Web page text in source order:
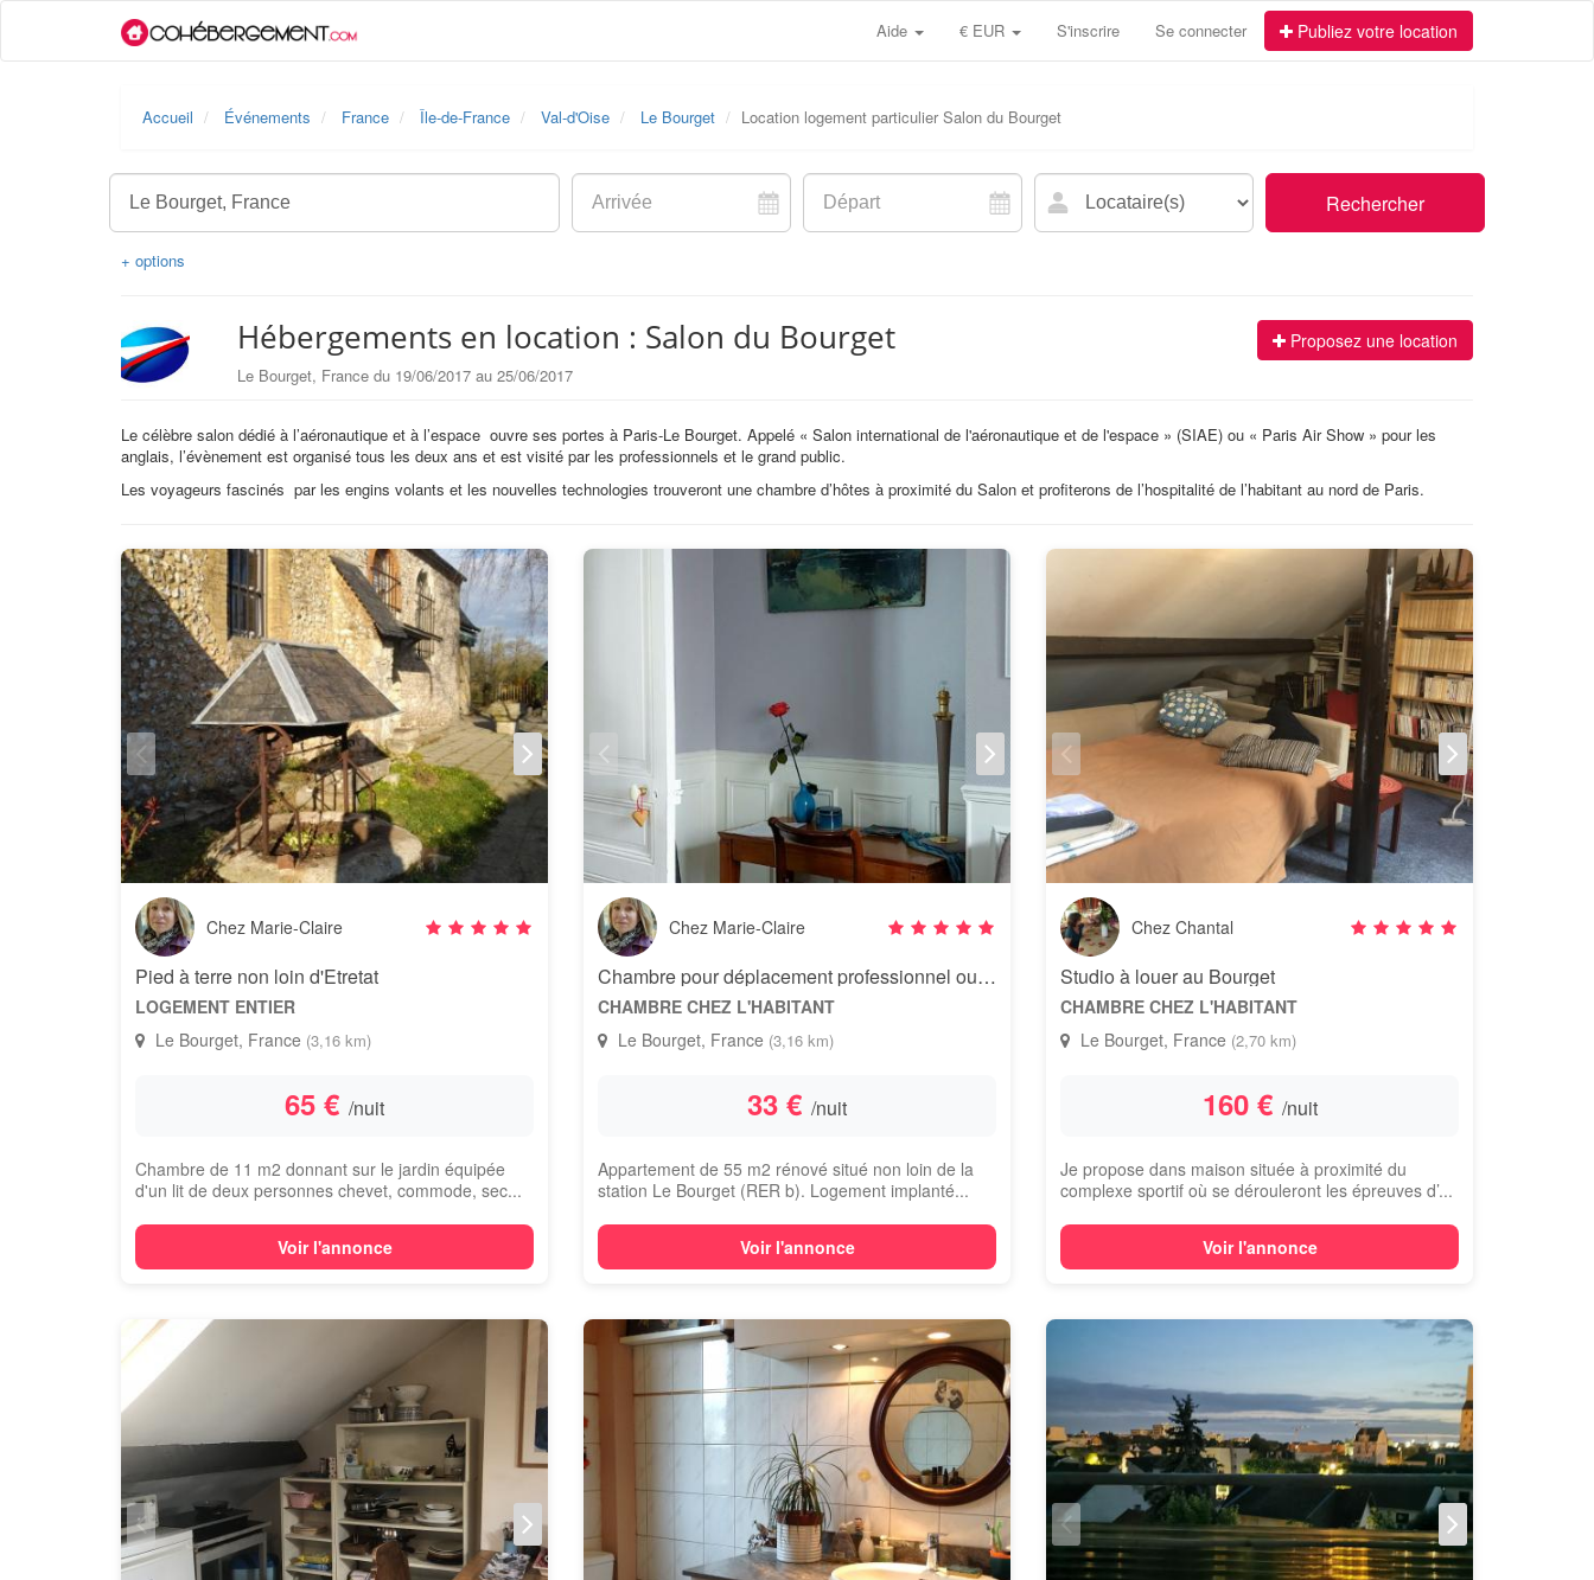
Aide € EUR S'inscrire Se connecter Publiez votre location
Accueil Événements France Île-de-France Val-d'Oise Le Bourget Location logement particulier Salon du Bourget
Rechercher
+ options
Hébergements en location : Salon du Bourget
Le Bourget, France du 19/06/2017 au 25/06/2017
Proposez une location
Le célèbre salon dédié à l’aéronautique et à l’espace ouvre ses portes à Paris-Le Bourget. Appelé « Salon international de l'aéronautique et de l'espace » (SIAE) ou « Paris Air Show » pour les
anglais, l’évènement est organisé tous les deux ans et est visité par les professionnels et le grand public.
Les voyageurs fascinés par les engins volants et les nouvelles technologies trouveront une chambre d’hôtes à proximité du Salon et profiterons de l’hospitalité de l’habitant au nord de Paris.
Chez Marie-Claire
Pied à terre non loin d'Etretat
LOGEMENT ENTIER
Le Bourget, France (3,16 km)
65 € /nuit
Chambre de 11 m2 donnant sur le jardin équipée
d'un lit de deux personnes chevet, commode, sec...
Voir l'annonce
Chez Marie-Claire
Chambre pour déplacement professionnel ou universitaire
CHAMBRE CHEZ L'HABITANT
Le Bourget, France (3,16 km)
33 € /nuit
Appartement de 55 m2 rénové situé non loin de la
station Le Bourget (RER b). Logement implanté...
Voir l'annonce
Chez Chantal
Studio à louer au Bourget
CHAMBRE CHEZ L'HABITANT
Le Bourget, France (2,70 km)
160 € /nuit
Je propose dans maison située à proximité du
complexe sportif où se dérouleront les épreuves d’...
Voir l'annonce